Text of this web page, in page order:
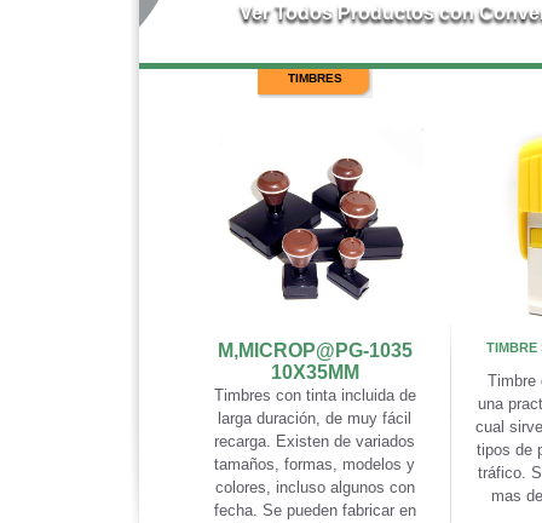
TIMBRES
M,MICROP@PG-1035
10X35MM
Timbres con tinta incluida de
larga duración, de muy fácil
recarga. Existen de variados
tamaños, formas, modelos y
colores, incluso algunos con
fecha. Se pueden fabricar en
TIMBRE
Timbre
una
cual
tipos de
tráfico.
mas